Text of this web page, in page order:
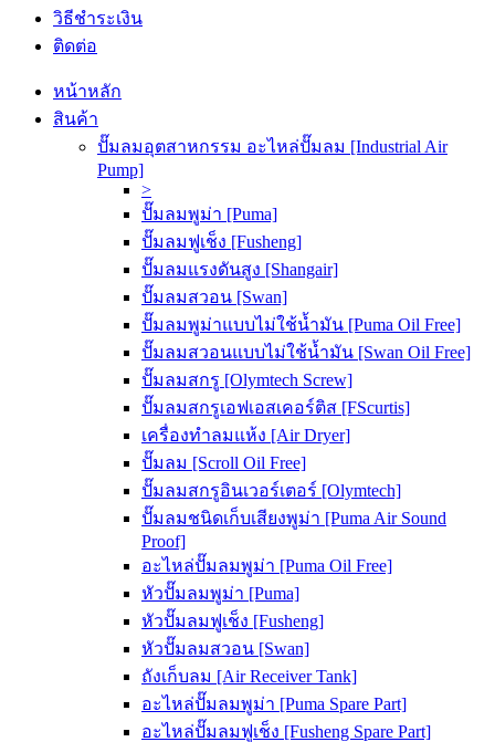
วิธีชำระเงิน
ติดต่อ
หน้าหลัก
สินค้า
ปั๊มลมอุตสาหกรรม อะไหล่ปั๊มลม [Industrial Air
Pump]
>
ปั๊มลมพูม่า [Puma]
ปั๊มลมฟูเช็ง [Fusheng]
ปั๊มลมแรงดันสูง [Shangair]
ปั๊มลมสวอน [Swan]
ปั๊มลมพูม่าแบบไม่ใช้น้ำมัน [Puma Oil Free]
ปั๊มลมสวอนแบบไม่ใช้น้ำมัน [Swan Oil Free]
ปั๊มลมสกรู [Olymtech Screw]
ปั๊มลมสกรูเอฟเอสเคอร์ติส [FScurtis]
เครื่องทำลมแห้ง [Air Dryer]
ปั๊มลม [Scroll Oil Free]
ปั๊มลมสกรูอินเวอร์เตอร์ [Olymtech]
ปั๊มลมชนิดเก็บเสียงพูม่า [Puma Air Sound
Proof]
อะไหล่ปั๊มลมพูม่า [Puma Oil Free]
หัวปั๊มลมพูม่า [Puma]
หัวปั๊มลมฟูเช็ง [Fusheng]
หัวปั๊มลมสวอน [Swan]
ถังเก็บลม [Air Receiver Tank]
อะไหล่ปั๊มลมพูม่า [Puma Spare Part]
อะไหล่ปั๊มลมฟูเช็ง [Fusheng Spare Part]